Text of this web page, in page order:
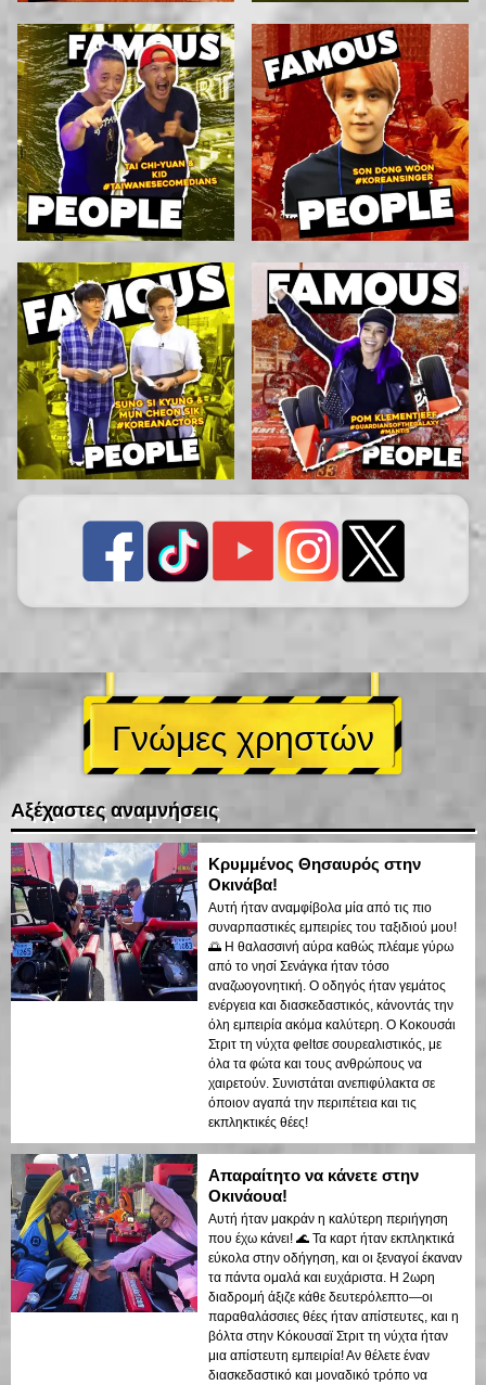
Γνώμες χρηστών
Αξέχαστες αναμνήσεις
Κρυμμένος Θησαυρός στην
Οκινάβα!
Αυτή ήταν αναμφίβολα μία από τις πιο
συναρπαστικές εμπειρίες του ταξιδιού μου!
🌅 Η θαλασσινή αύρα καθώς πλέαμε γύρω
από το νησί Σενάγκα ήταν τόσο
αναζωογονητική. Ο οδηγός ήταν γεμάτος
ενέργεια και διασκεδαστικός, κάνοντάς την
όλη εμπειρία ακόμα καλύτερη. Ο Κοκουσάι
Στριτ τη νύχτα φeltσε σουρεαλιστικός, με
όλα τα φώτα και τους ανθρώπους να
χαιρετούν. Συνιστάται ανεπιφύλακτα σε
όποιον αγαπά την περιπέτεια και τις
εκπληκτικές θέες!
Απαραίτητο να κάνετε στην
Οκινάουα!
Αυτή ήταν μακράν η καλύτερη περιήγηση
που έχω κάνει! 🌊 Τα καρτ ήταν εκπληκτικά
εύκολα στην οδήγηση, και οι ξεναγοί έκαναν
τα πάντα ομαλά και ευχάριστα. Η 2ωρη
διαδρομή άξιζε κάθε δευτερόλεπτο—οι
παραθαλάσσιες θέες ήταν απίστευτες, και η
βόλτα στην Κόκουσαϊ Στριτ τη νύχτα ήταν
μια απίστευτη εμπειρία! Αν θέλετε έναν
διασκεδαστικό και μοναδικό τρόπο να